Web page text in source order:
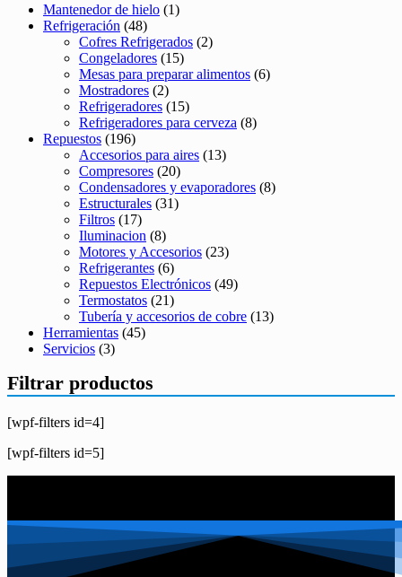
Mantenedor de hielo (1)
Refrigeración (48)
Cofres Refrigerados (2)
Congeladores (15)
Mesas para preparar alimentos (6)
Mostradores (2)
Refrigeradores (15)
Refrigeradores para cerveza (8)
Repuestos (196)
Accesorios para aires (13)
Compresores (20)
Condensadores y evaporadores (8)
Estructurales (31)
Filtros (17)
Iluminacion (8)
Motores y Accesorios (23)
Refrigerantes (6)
Repuestos Electrónicos (49)
Termostatos (21)
Tubería y accesorios de cobre (13)
Herramientas (45)
Servicios (3)
Filtrar productos
[wpf-filters id=4]
[wpf-filters id=5]